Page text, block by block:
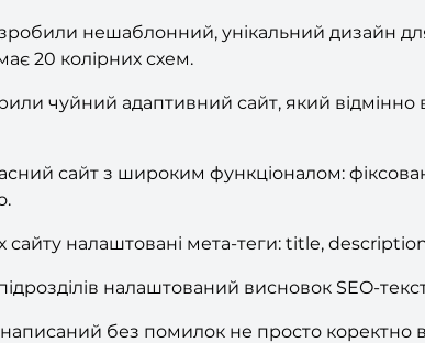
нешаблонний, унікальний дизайн для
20 колірних схем.
чуйний адаптивний сайт, який відмінно
сайт з широким функціоналом:
сайту налаштовані мета-теги: title,
налаштований висновок SEO-
без помилок не просто коректно